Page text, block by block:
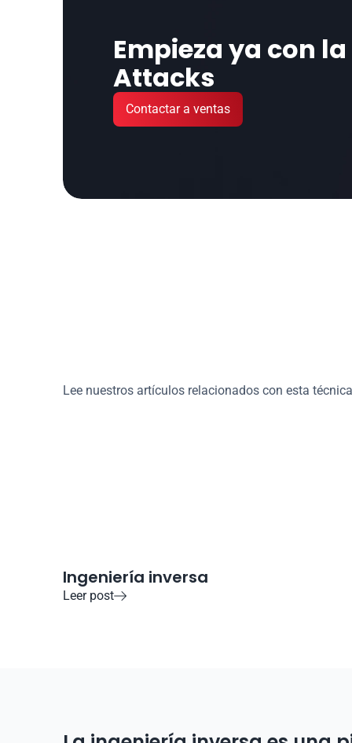
Empieza ya con la
Attacks
Contactar a ventas
inversa?
Lee nuestros artículos relacionados con esta
Ingeniería inversa
Leer post